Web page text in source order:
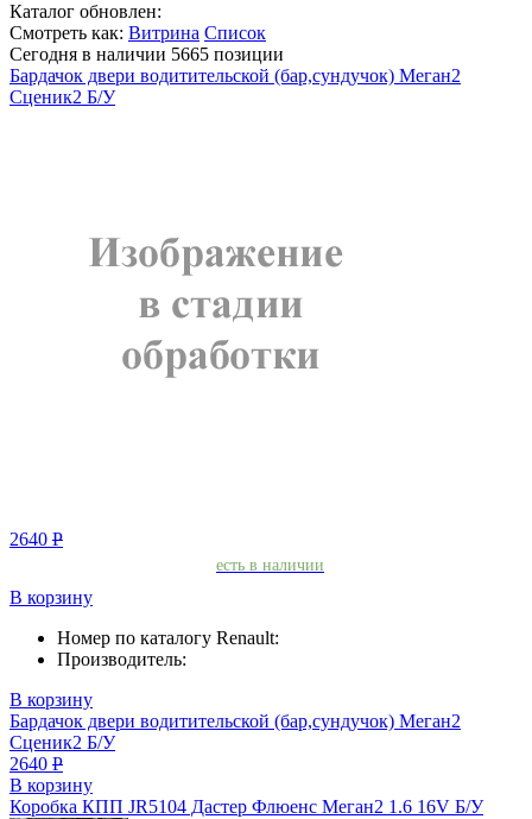
Каталог обновлен:
Смотреть как: Витрина Список
Сегодня в наличии 5665 позиции
Бардачок двери водитительской (бар,сундучок) Меган2
Сценик2 Б/У
2640 Р
есть в наличии
В корзину
Номер по каталогу Renault:
Производитель:
В корзину
Бардачок двери водитительской (бар,сундучок) Меган2
Сценик2 Б/У
2640 Р
В корзину
Коробка КПП JR5104 Дастер Флюенс Меган2 1.6 16V Б/У